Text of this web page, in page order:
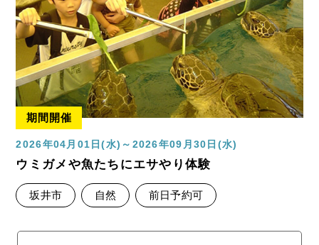
期間開催
2026年04月01日(水)～2026年09月30日(水)
ウミガメや魚たちにエサやり体験
坂井市 自然 前日予約可